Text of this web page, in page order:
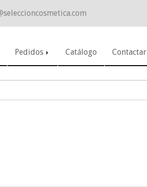
seleccioncosmetica.com
Pedidos Catálogo Contactar